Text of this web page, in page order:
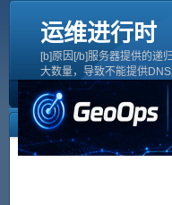
运维进行时
[b]原因[/b]服务器提供的递
大数量，导致不能提供DNS
[b]解决方法[/b]在/etc/
中的“options”中加入下面
recursive-clients 1000000;
动named即可DNS and
内容[quote]Limitin